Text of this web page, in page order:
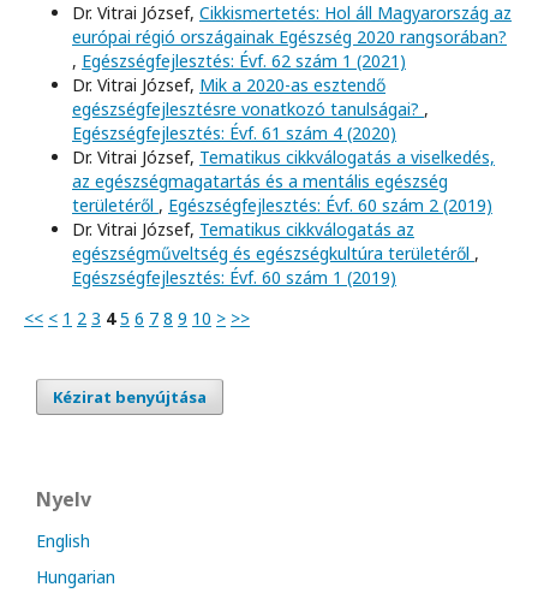
Dr. Vitrai József, Cikkismertetés: Hol áll Magyarország az
európai régió országainak Egészség 2020 rangsorában?
, Egészségfejlesztés: Évf. 62 szám 1 (2021)
Dr. Vitrai József, Mik a 2020-as esztendő
egészségfejlesztésre vonatkozó tanulságai? ,
Egészségfejlesztés: Évf. 61 szám 4 (2020)
Dr. Vitrai József, Tematikus cikkválogatás a viselkedés,
az egészségmagatartás és a mentális egészség
területéről , Egészségfejlesztés: Évf. 60 szám 2 (2019)
Dr. Vitrai József, Tematikus cikkválogatás az
egészségműveltség és egészségkultúra területéről ,
Egészségfejlesztés: Évf. 60 szám 1 (2019)
<< < 1 2 3 4 5 6 7 8 9 10 > >>
Kézirat benyújtása
Nyelv
English
Hungarian